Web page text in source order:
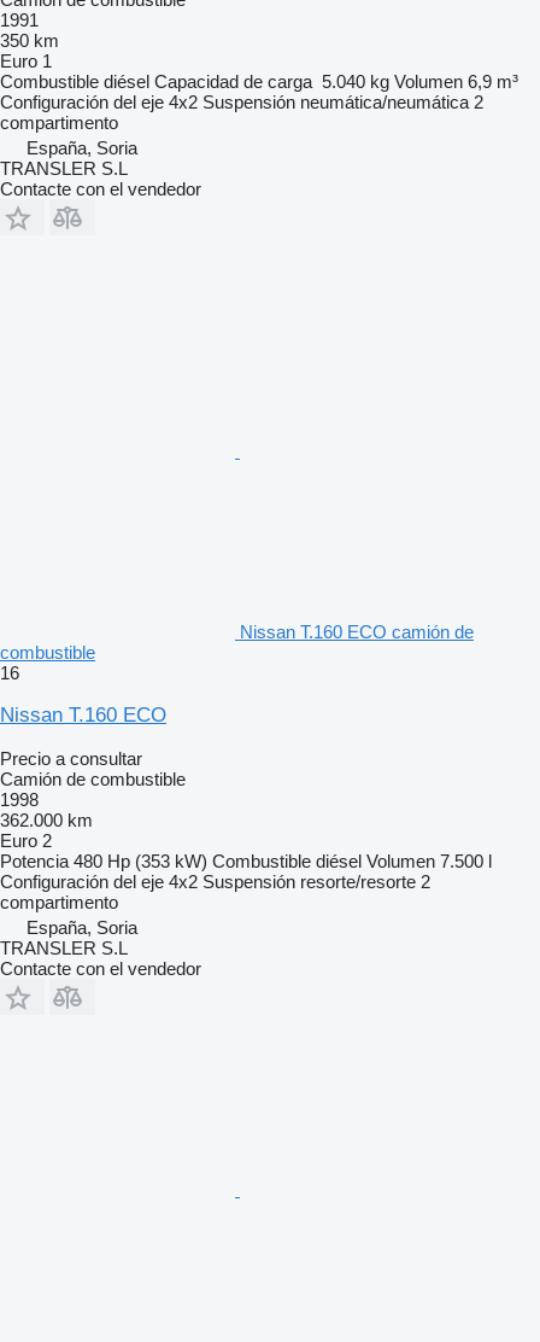
1991
350 km
Euro 1
Combustible diésel Capacidad de carga 5.040 kg Volumen 6,9 m³
Configuración del eje 4x2 Suspensión neumática/neumática 2
compartimento
España, Soria
TRANSLER S.L
Contacte con el vendedor
Nissan T.160 ECO camión de
combustible
16
Nissan T.160 ECO
Precio a consultar
Camión de combustible
1998
362.000 km
Euro 2
Potencia 480 Hp (353 kW) Combustible diésel Volumen 7.500 l
Configuración del eje 4x2 Suspensión resorte/resorte 2
compartimento
España, Soria
TRANSLER S.L
Contacte con el vendedor